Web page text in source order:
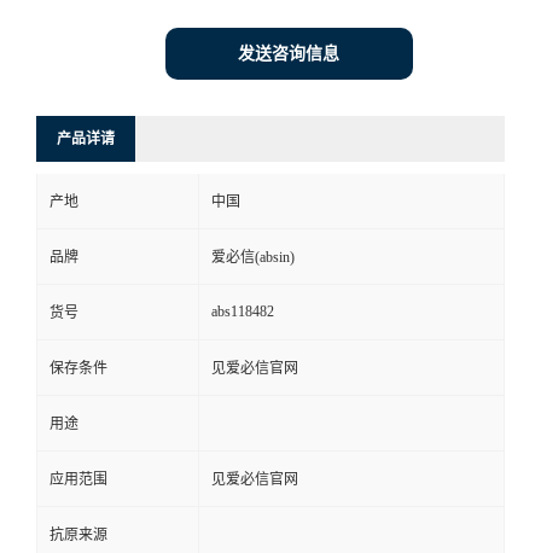
发送咨询信息
产品详请
产地 中国
品牌 爱必信(absin)
货号 abs118482
保存条件 见爱必信官网
用途
应用范围 见爱必信官网
抗原来源